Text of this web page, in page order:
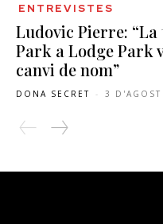
ENTREVISTES
Ludovic Pierre:
Park a Lodge Park
canvi de nom”
DONA SECRET - 3